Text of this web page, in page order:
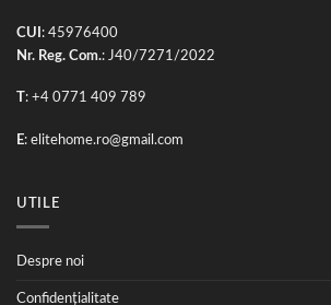
CUI : 45976400
Nr. Reg. Com.: J40/7271/2022
T: +4 0771 409 789
E: elitehome.ro@gmail.com
UTILE
Despre noi
Confidențialitate